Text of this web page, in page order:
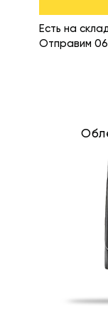
Есть на
Отправим